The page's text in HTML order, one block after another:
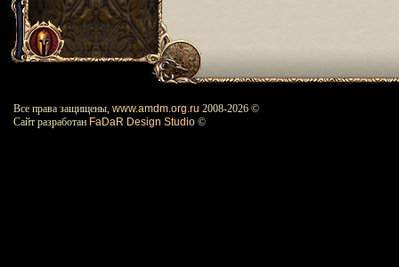
Все права защищены, www.amdm.org.ru 2008-2026 ©
Сайт разработан FaDaR Design Studio ©